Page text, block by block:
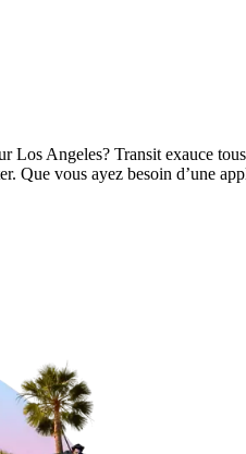
Angeles? Transit exauce
Que vous ayez besoin d’une